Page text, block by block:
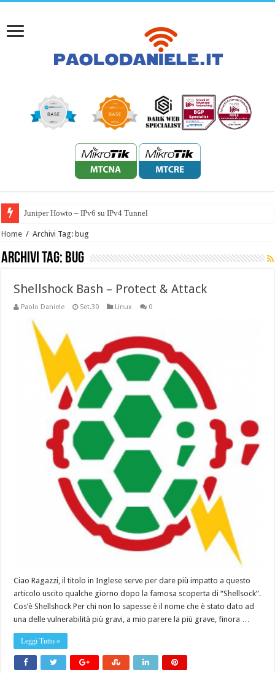
Juniper Howto – IPv6 su IPv4 Tunnel
Home / Archivi Tag: bug
Archivi Tag: bug
Shellshock Bash – Protect & Attack
Paolo Daniele Set.30 Linux 0
Ciao Ragazzi, il titolo in Inglese serve per dare più impatto a questo
articolo uscito qualche giorno dopo la famosa scoperta di “Shellsock”.
Cos’è Shellshock Per chi non lo sapesse è il nome che è stato dato ad
una delle vulnerabilità più gravi, a mio parere la più grave, finora …
Leggi Tutto »